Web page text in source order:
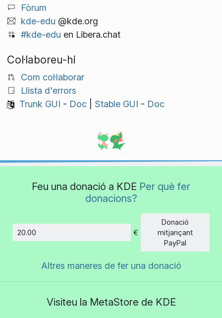
Fòrum
kde-edu @kde.org
#kde-edu en Libera.chat
Col·laboreu-hi
Com col·laborar
Llista d'errors
Trunk GUI - Doc| Stable GUI - Doc
Feu una donació a KDE Per què fer
donacions?
€
Donació
mitjançant
PayPal
Altres maneres de fer una donació
Visiteu la MetaStore de KDE